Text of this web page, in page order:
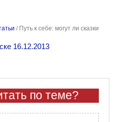
/ Путь к себе: могут ли сказки
16.12.2013
по теме?